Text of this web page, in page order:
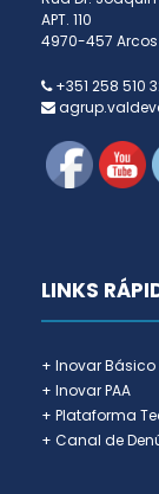
APT. 110
4970-457
+351 258 510
LINKS
+ Inovar
+ Inovar PAA
+ Plataforma
+ Canal de